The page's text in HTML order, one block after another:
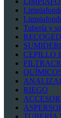
Tubería y
CEPILLO
RIEGO